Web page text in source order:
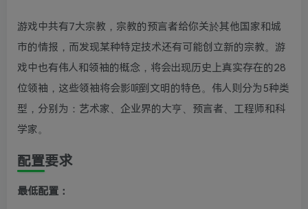
游戏中共有7大宗教，宗教的预言者给你关於其他国家和城
市的情报，而发现某种特定技术还有可能创立新的宗教。游
戏中也有伟人和领袖的概念，将会出现历史上真实存在的28
位领袖，这些领袖将会影响到文明的特色。伟人则分为5种类
型，分别为：艺术家、企业界的大亨、预言者、工程师和科
学家。
配置要求
最低配置：